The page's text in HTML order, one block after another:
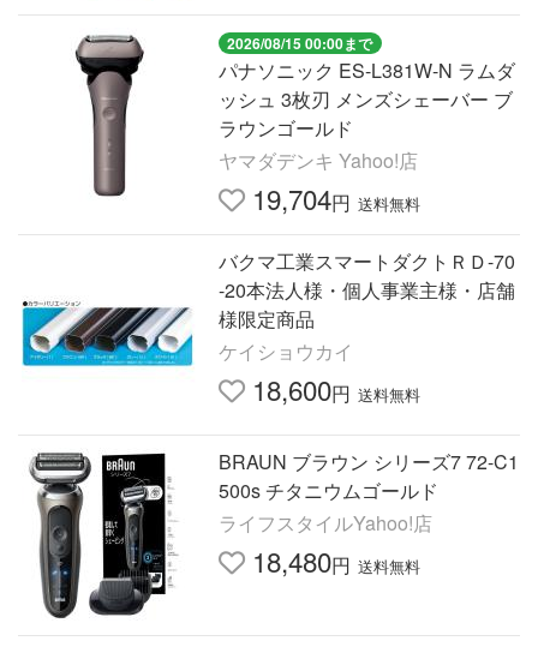
2026/08/15 00:00まで
パナソニック ES-L381W-N ラムダ
ッシュ 3枚刃 メンズシェーバー ブ
ラウンゴールド
ヤマダデンキ Yahoo!店
19,704円 送料無料
バクマ工業スマートダクトＲＤ-70
-20本法人様・個人事業主様・店舗
様限定商品
ケイショウカイ
18,600円 送料無料
BRAUN ブラウン シリーズ7 72-C1
500s チタニウムゴールド
ライフスタイルYahoo!店
18,480円 送料無料